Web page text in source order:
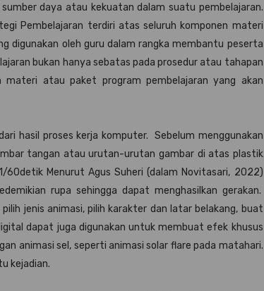
daya atau kekuatan dalam suatu pembelajaran.
Pembelajaran terdiri atas seluruh komponen materi
digunakan oleh guru dalam rangka membantu peserta
bukan hanya sebatas pada prosedur atau tahapan
materi atau paket program pembelajaran yang akan
hasil proses kerja komputer. Sebelum menggunakan
tangan atau urutan-urutan gambar di atas plastik
Menurut Agus Suheri (dalam Novitasari, 2022)
rupa sehingga dapat menghasilkan gerakan.
jenis animasi, pilih karakter dan latar belakang, buat
dapat juga digunakan untuk membuat efek khusus
animasi sel, seperti animasi solar flare pada matahari.
kejadian.